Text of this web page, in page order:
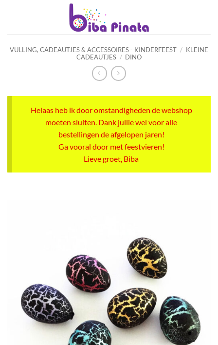
VULLING, CADEAUTJES & ACCESSOIRES - KINDERFEEST / KLEINE
CADEAUTJES / DINO
Helaas heb ik door omstandigheden de webshop
moeten sluiten. Dank jullie wel voor alle
bestellingen de afgelopen jaren!
Ga vooral door met feestvieren!
Lieve groet, Biba